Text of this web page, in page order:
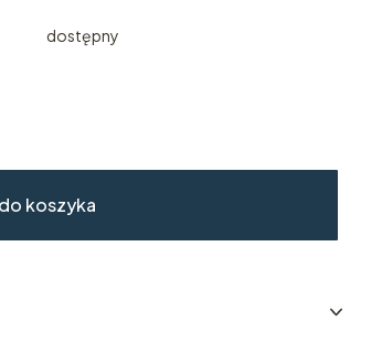
dostępny
koszyka